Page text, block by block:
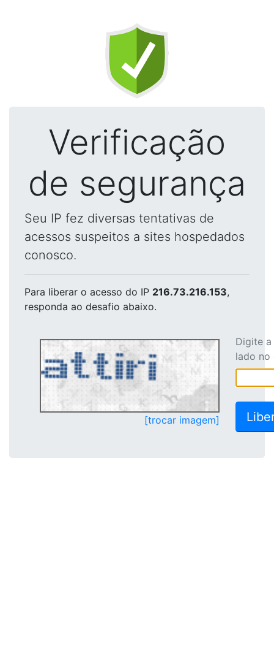
Verificação
de segurança
Seu IP fez diversas tentativas de
acessos suspeitos a sites hospedados
conosco.
Para liberar o acesso do IP 216.73.216.153,
responda ao desafio abaixo.
[trocar imagem]
Digite
lado no